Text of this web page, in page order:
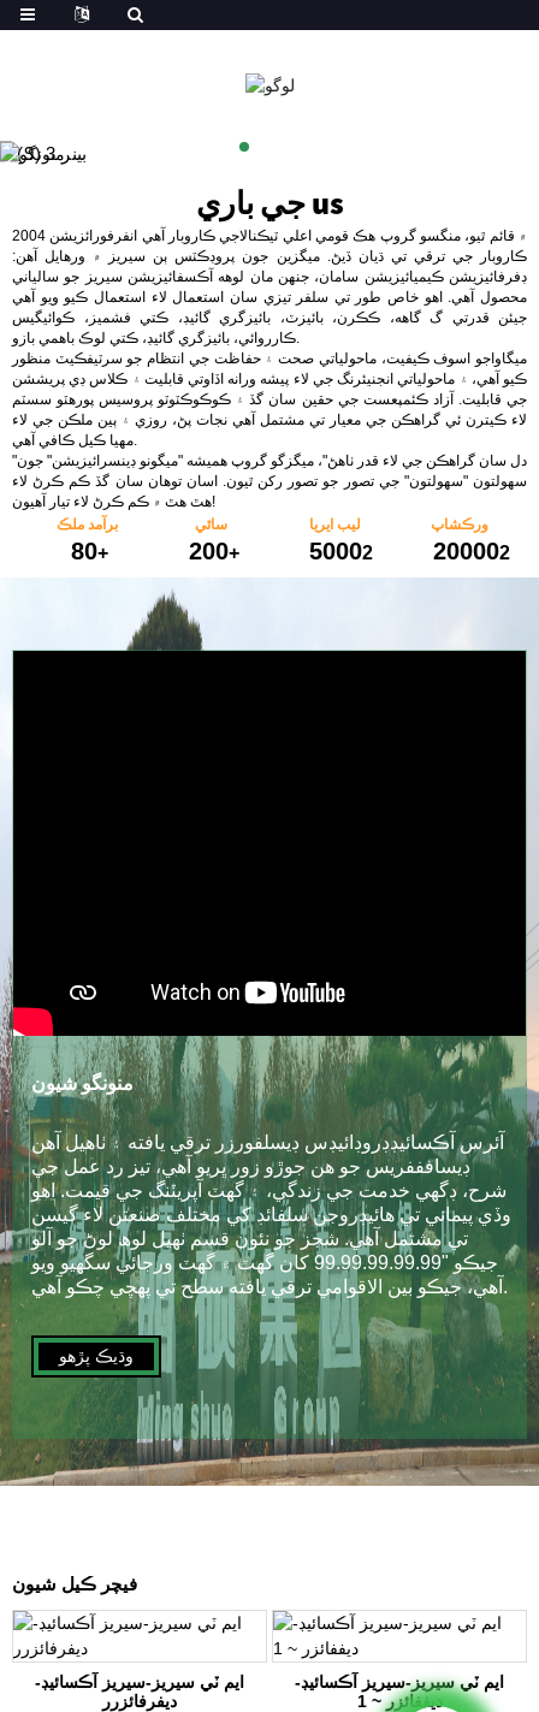
جي باريus
2004 ۾ قائم ٿيو، منگسو گروپ هڪ قومي اعلي ٽيڪنالاجي ڪاروبار آهي انفرفورائزيشن
ڪاروبار جي ترقي تي ڌيان ڏيڻ. ميگزين جون پروڊڪٽس ٻن سيريز ۾ ورهايل آهن:
ڊفرفائيزيشن ڪيميائيزيشن سامان، جنهن مان لوهه آڪسفائيزيشن سيريز جو سالياني
محصول آهي. اهو خاص طور تي سلفر تيزي سان استعمال لاء استعمال ڪيو ويو آهي
جيئن قدرتي گ گاهه، ڪڪرن، بائيزٽ، بائيزگري گائيڊ، ڪتي فشميز، ڪوائيگیس
ميگاواجو اسوف ڪيفيت، ماحولياتي صحت ۽ حفاظت جي انتظام جو سرٽيفڪيٽ منظور
ڪيو آهي، ۽ ماحولياتي انجنيئرنگ جي لاء پيشه ورانه اڏاوتي قابليت ۽ ڪلاس ڊي پريششن
جي قابليت. آزاد ڪئمپعست جي حقين سان گڏ ۽ ڪوڪوڪٽوٽو پروسيس پورهٽو سسٽم
لاء ڪيترن ئي گراهڪن جي معيار تي مشتمل آهي نجات پڻ، روزي ۽ ٻين ملڪن جي لاء
"دل سان گراهڪن جي لاء قدر ٺاهڻ"، ميگزگو گروپ هميشه "ميگونو ڊينسرائيزيشن" جون
سهولتون "سهولتون" جي تصور جو تصور رکن ٿيون. اسان توهان سان گڏ ڪم ڪرڻ لاء
هٿ هٿ ۾ ڪم ڪرڻ لاء تيار آهيون!
برآمد ملڪ
80+
ساٿي
200+
ليب ايريا
50002
ورڪشاپ
200002
منونگو شيون
آئرس آڪسائيڊڊروڊائيڊس ڊيسلفورزر ترقي يافته ۽ ٺاهيل آهن
ڊيسافففريس جو هن جوڙو زور ڀريو آهي، تيز رد عمل جي
شرح، ڊگهي خدمت جي زندگي، ۽ گهٽ آپريٽنگ جي قيمت. اهو
وڏي پيماني تي هائيڊروجن سلفائڊ کي مختلف صنعتن لاء گيسن
تي مشتمل آهي. شجز جو نئون قسم ٺھيل لوھ لوڻ جو آلو
جيڪو "99.99.99.99.99 کان گهٽ ۾ گهٽ ورجائي سگھيو ويو
آهي، جيڪو بين الاقوامي ترقي يافته سطح تي پهچي چڪو آهي.
وڌيڪ پڙهو
فيچر ڪيل شيون
ايم ٽي سيريز-سيريز آڪسائيڊ-
ديفرفائزرر
ايم ٽي سيريز-سيريز آڪسائيڊ-
ديففائزر ~ 1